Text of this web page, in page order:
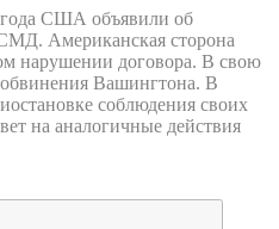
США объявили об
Американская сторона
нарушении договора. В свою
обвинения Вашингтона. В
соблюдения своих
на аналогичные действия